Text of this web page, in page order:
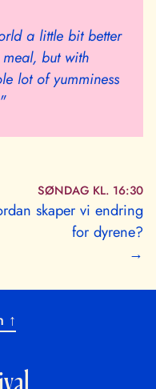
a little bit better
but with
lot of yumminess
SØNDAG KL. 16:30
skaper vi endring
for dyrene?
→
↑